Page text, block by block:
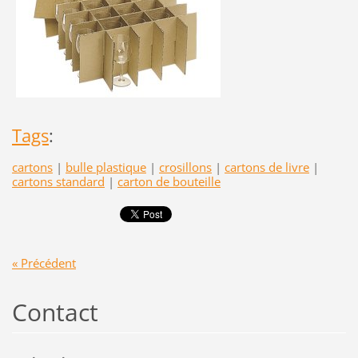
Tags:
cartons | bulle plastique | crosillons | cartons de livre |
cartons standard | carton de bouteille
« Précédent
Contact